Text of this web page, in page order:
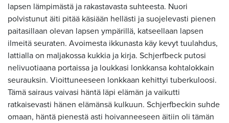
lapsen lämpimästä ja rakastavasta suhteesta. Nuori
polvistunut äiti pitää käsiään hellästi ja suojelevasti pienen
paitasillaan olevan lapsen ympärillä, katseellaan lapsen
ilmeitä seuraten. Avoimesta ikkunasta käy kevyt tuulahdus,
lattialla on maljakossa kukkia ja kirja. Schjerfbeck putosi
nelivuotiaana portaissa ja loukkasi lonkkansa kohtalokkain
seurauksin. Vioittuneeseen lonkkaan kehittyi tuberkuloosi.
Tämä sairaus vaivasi häntä läpi elämän ja vaikutti
ratkaisevasti hänen elämänsä kulkuun. Schjerfbeckin suhde
omaan, häntä pienestä asti hoivanneeseen äitiin oli tämän